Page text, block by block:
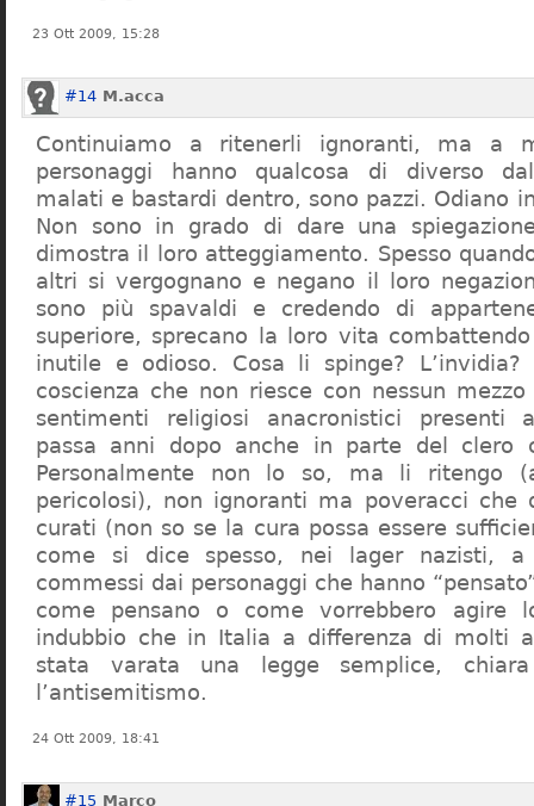
23 Ott 2009, 15:28
#14 M.acca
Continuiamo a ritenerli ignoranti, ma a
personaggi hanno qualcosa di diverso
malati e bastardi dentro, sono pazzi. Odiano
Non sono in grado di dare una
dimostra il loro atteggiamento. Spesso
altri si vergognano e negano il loro
sono più spavaldi e credendo di
superiore, sprecano la loro vita
inutile e odioso. Cosa li spinge?
coscienza che non riesce con nessun
sentimenti religiosi anacronistici presenti
passa anni dopo anche in parte del clero
Personalmente non lo so, ma li ritengo
pericolosi), non ignoranti ma poveracci che
curati (non so se la cura possa essere
come si dice spesso, nei lager nazisti,
commessi dai personaggi che hanno
come pensano o come vorrebbero agire
indubbio che in Italia a differenza di molti
stata varata una legge semplice,
l’antisemitismo.
24 Ott 2009, 18:41
#15 Marco